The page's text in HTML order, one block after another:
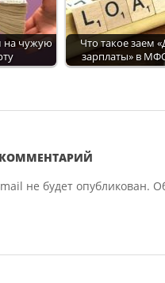
на чужую
Что такое заем
зарплаты» в
не будет опубликован.